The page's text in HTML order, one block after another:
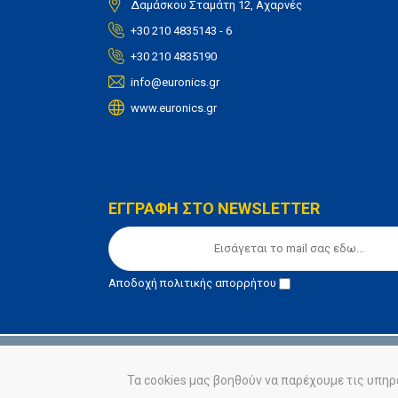
Δαμάσκου Σταμάτη 12, Αχαρνές
+30 210 4835143 - 6
+30 210 4835190
info@euronics.gr
www.euronics.gr
ΕΓΓΡΑΦΗ ΣΤΟ NEWSLETTER
Αποδοχήπολιτικής απορρήτου
Τα cookies μας βοηθούν να παρέχουμε τις